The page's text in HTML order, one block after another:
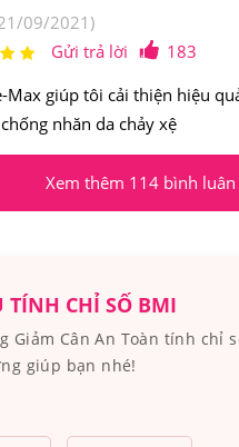
da săn chắc và đàn hồi hơn.
tự nhiên an toàn và lành
dồi dào cho cơ thể khoẻ
09/2021)
Gửi trả lời
183
Max giúp tôi cải thiện hiệu
nhăn da chảy xệ
Xem thêm 114 bình luân
TÍNH CHỈ SỐ BMI
Giảm Cân An Toàn tính chỉ
giúp bạn nhé!